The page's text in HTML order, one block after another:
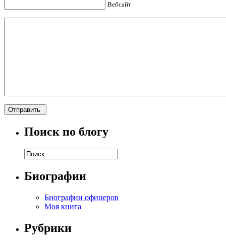
Вебсайт
Поиск по блогу
Биографии
Биографии офицеров
Моя книга
Рубрики